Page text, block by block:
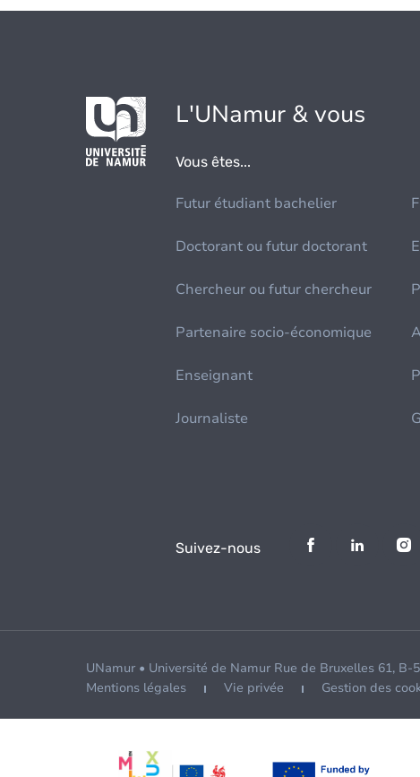
L'UNamur & vous
Vous êtes...
Futur étudiant bachelier
Doctorant ou futur doctorant
Chercheur ou futur chercheur
Partenaire socio-économique
Enseignant
Journaliste
Suivez-nous
UNamur • Université de Namur Rue de Bruxelles 61, B-
Mentions légales
Vie privée Gestion des